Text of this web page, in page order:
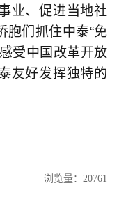
业、促进当地社
胞们抓住中泰“免
受中国改革开放
友好发挥独特的
浏览量：20761